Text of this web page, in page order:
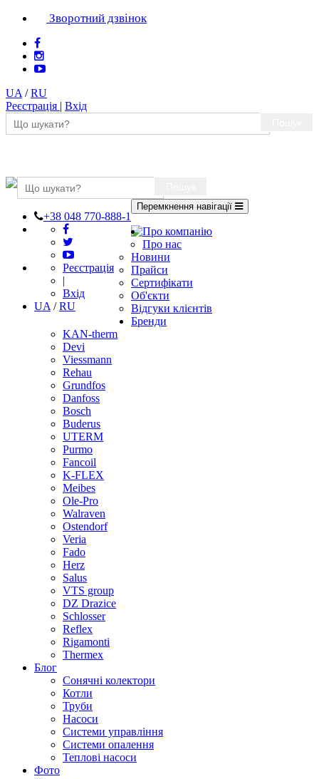
Зворотний дзвінок
UA /RU
Реєстрація | Вхід
+38 048 770-888-1
Реєстрація
|
Вхід
UA /RU
Перемкнення навігації
Про компанію
Про нас
Новини
Прайси
Сертифікати
Об'єкти
Відгуки клієнтів
Бренди
KAN-therm
Devi
Viessmann
Rehau
Grundfos
Danfoss
Bosch
Buderus
UTERM
Purmo
Fancoil
K-FLEX
Meibes
Ole-Pro
Walraven
Ostendorf
Veria
Fado
Herz
Salus
VTS group
DZ Drazice
Schlosser
Reflex
Rigamonti
Thermex
Блог
Сонячні колектори
Котли
Труби
Насоси
Системи управління
Системи опалення
Теплові насоси
Фото